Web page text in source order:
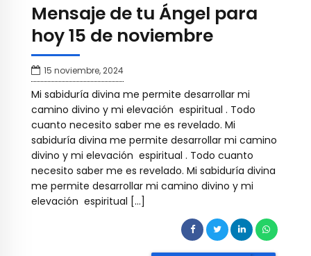
Mensaje de tu Ángel para
hoy 15 de noviembre
15 noviembre, 2024
Mi sabiduría divina me permite desarrollar mi
camino divino y mi elevación espiritual . Todo
cuanto necesito saber me es revelado. Mi
sabiduría divina me permite desarrollar mi camino
divino y mi elevación espiritual . Todo cuanto
necesito saber me es revelado. Mi sabiduría divina
me permite desarrollar mi camino divino y mi
elevación espiritual […]